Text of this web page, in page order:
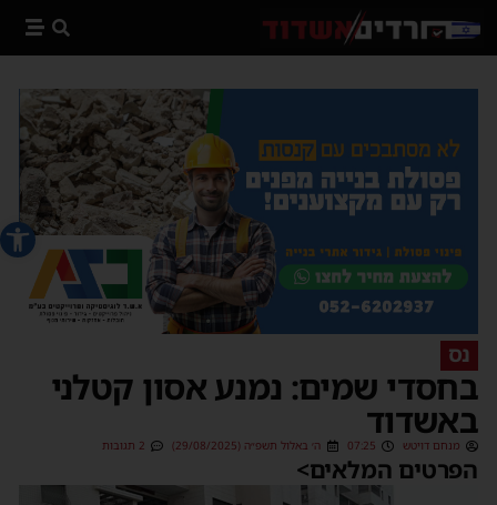
פתח
נס
בחסדי שמים: נמנע אסון קטלני
באשדוד
מנחם דויטש 07:25 ה׳ באלול תשפ״ה (29/08/2025) 2 תגובות
הפרטים המלאים>